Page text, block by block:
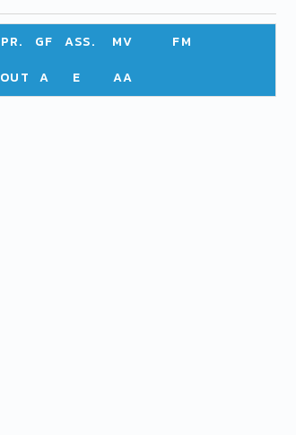
PR. GF ASS. MV
FM
OUT A E AA